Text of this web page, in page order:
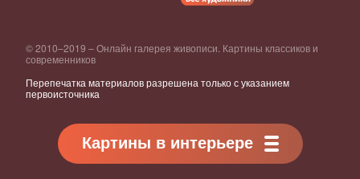
© 2010–2019 – Онлайн галерея живописи. Картины классиков и
современников
Перепечатка материалов разрешена только с указанием
первоисточника
Картины в интерьере